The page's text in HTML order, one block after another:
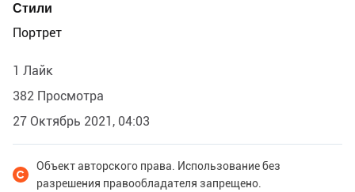
Стили
Портрет
1 Лайк
382 Просмотра
27 Октябрь 2021, 04:03
Объект авторского права. Использование без
разрешения правообладателя запрещено.